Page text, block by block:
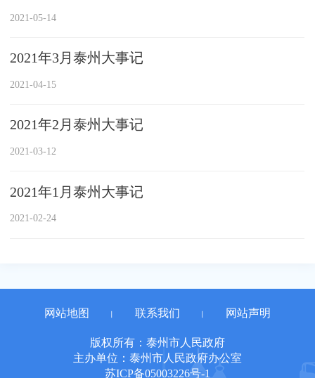
2021-05-14
2021年3月泰州大事记
2021-04-15
2021年2月泰州大事记
2021-03-12
2021年1月泰州大事记
2021-02-24
网站地图 联系我们 网站声明
版权所有：泰州市人民政府
主办单位：泰州市人民政府办公室
苏ICP备05003226号-1